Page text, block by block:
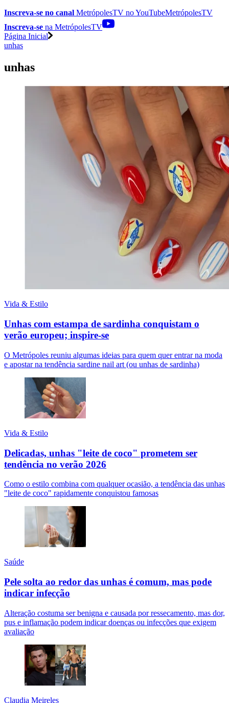
Inscreva-se no canal MetrópolesTV noYouTubeMetrópolesTV
Inscreva-se na MetrópolesTV
Página Inicial
unhas
unhas
Vida & Estilo
Unhas com estampa de sardinha conquistam o
verão europeu; inspire-se
O Metrópoles reuniu algumas ideias para quem quer entrar na moda
e apostar na tendência sardine nail art (ou unhas de sardinha)
Vida & Estilo
Delicadas, unhas "leite de coco" prometem ser
tendência no verão 2026
Como o estilo combina com qualquer ocasião, a tendência das unhas
"leite de coco" rapidamente conquistou famosas
Saúde
Pele solta ao redor das unhas é comum, mas pode
indicar infecção
Alteração costuma ser benigna e causada por ressecamento, mas dor,
pus e inflamação podem indicar doenças ou infecções que exigem
avaliação
Claudia Meireles